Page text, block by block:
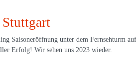
Saisoneröffnung unter dem Fernsehturm
Erfolg! Wir sehen uns 2023 wieder.